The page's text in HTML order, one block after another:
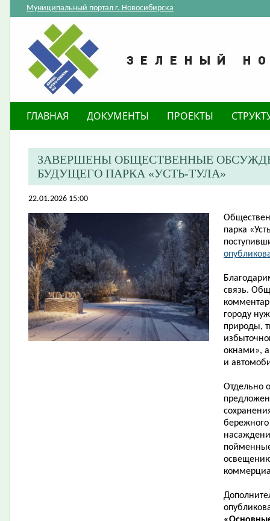
Муниципальный портал г. Новосибирска
ГЛАВНАЯ ДОКУМЕНТЫ ПРОЕКТЫ
ЗАВЕРШЕНЫ ОБЩЕСТВЕННЫЕ
БУДУЩЕГО ПАРКА «УСТЬ-ТУЛА»
22.01.2026 15:00
парка
связь.
городу
природы,
окнами»,
и
Отдельно
пойменные